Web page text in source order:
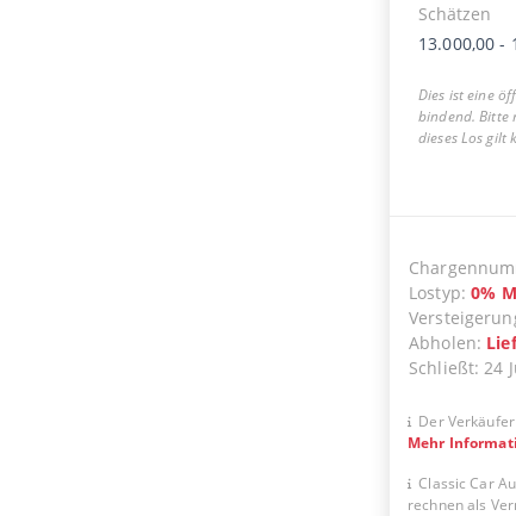
Schätzen
13.000,00 -
Dies ist eine
bindend. Bitte
dieses Los gilt
Lostyp:0%
Abholen:
Schließt:24
Der
Mehr
Classic Car
rechnen als